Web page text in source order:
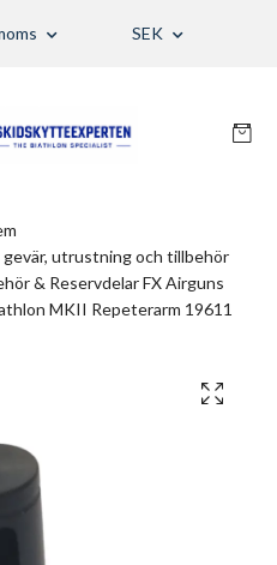
SEK
utrustning och tillbehör
& Reservdelar FX Airguns
MKII Repeterarm 19611